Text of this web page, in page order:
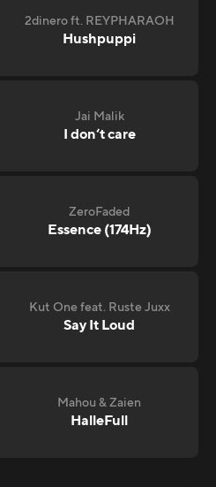
2dinero ft. REYPHARAOH
Hushpuppi
Jai Malik
I don‘t care
ZeroFaded
Essence (174Hz)
Kut One feat. Ruste Juxx
Say It Loud
Mahou & Zaien
HalleFull